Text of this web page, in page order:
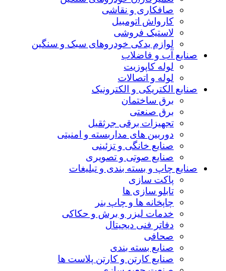
صافکاری و نقاشی
کارواش اتومبیل
لاستیک فروشی
لوازم یدکی خودروهای سبک و سنگین
صنایع آب و فاضلاب
لوله کاپوزیت
لوله و اتصالات
صنایع الکتریکی و الکترونیک
برق ساختمان
برق صنعتی
تجهیزات برقی جرثقیل
دوربین های مداربسته و امنیتی
صنایع خانگی و تزئینی
صنایع صوتی و تصویری
صنایع چاپ و بسته بندی و تبلیغات
پاکت سازی
تابلو سازی ها
چاپخانه ها و چاپ بنر
خدمات لیزر و برش و حکاکی
دفاتر فنی دیجیتال
صحافی
صنایع بسته بندی
صنایع کارتن و کارتن پلاست ها